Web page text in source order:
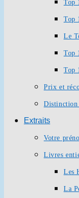
Top
Top
Le
Top
Top
Prix et
Extraits
Votre
Livres
Les
La